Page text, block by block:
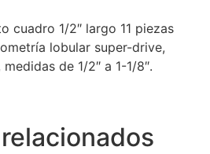
cuadro 1/2″ largo 11 piezas
lobular super-drive,
de 1/2″ a 1-1/8″.